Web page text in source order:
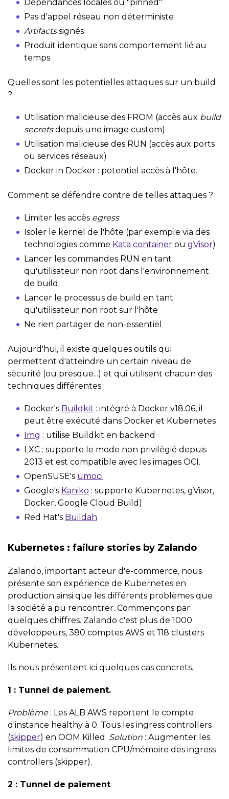
Dépendances locales ou "pinned"
Pas d'appel réseau non déterministe
Artifactssignés
Produit identique sans comportement lié au
temps
Quelles sont les potentielles attaques sur un build
?
Utilisation malicieuse des FROM (accès aux build
secretsdepuis une image custom)
Utilisation malicieuse des RUN (accès aux ports
ou services réseaux)
Docker in Docker : potentiel accès à l'hôte.
Comment se défendre contre de telles attaques ?
Limiter les accès egress
Isoler le kernel de l'hôte (par exemple via des
technologies comme Kata container ou gVisor)
Lancer les commandes RUN en tant
qu'utilisateur non root dans l'environnement
de build.
Lancer le processus de build en tant
qu'utilisateur non root sur l'hôte
Ne rien partager de non-essentiel
Aujourd'hui, il existe quelques outils qui
permettent d'atteindre un certain niveau de
sécurité (ou presque...) et qui utilisent chacun des
techniques différentes :
Docker's Buildkit : intégré à Docker v18.06, il
peut être exécuté dans Docker et Kubernetes
Img : utilise Buildkit en backend
LXC : supporte le mode non privilégié depuis
2013 et est compatible avec les images OCI.
OpenSUSE's umoci
Google's Kaniko : supporte Kubernetes, gVisor,
Docker, Google Cloud Build)
Red Hat's Buildah
Kubernetes : failure stories by Zalando
Zalando, important acteur d'e-commerce, nous
présente son expérience de Kubernetes en
production ainsi que les différents problèmes que
la société a pu rencontrer. Commençons par
quelques chiffres. Zalando c'est plus de 1000
développeurs, 380 comptes AWS et 118 clusters
Kubernetes.
Ils nous présentent ici quelques cas concrets.
1 : Tunnel de paiement.
Problème: Les ALB AWS reportent le compte
d'instance healthy à 0. Tous les ingress controllers
(skipper) en OOM Killed. Solution : Augmenter les
limites de consommation CPU/mémoire des ingress
controllers (skipper).
2 : Tunnel de paiement